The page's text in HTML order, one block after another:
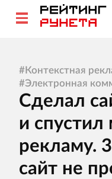
#Контекстная
#Электронная
Сделал
и
рекламу.
сайт не